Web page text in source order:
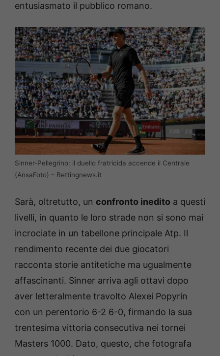
entusiasmato il pubblico romano.
Sinner-Pellegrino: il duello fratricida accende il Centrale
(AnsaFoto) – Bettingnews.it
Sarà, oltretutto, un confronto inedito a questi
livelli, in quanto le loro strade non si sono mai
incrociate in un tabellone principale Atp. Il
rendimento recente dei due giocatori
racconta storie antitetiche ma ugualmente
affascinanti. Sinner arriva agli ottavi dopo
aver letteralmente travolto Alexei Popyrin
con un perentorio 6-2 6-0, firmando la sua
trentesima vittoria consecutiva nei tornei
Masters 1000. Dato, questo, che fotografa